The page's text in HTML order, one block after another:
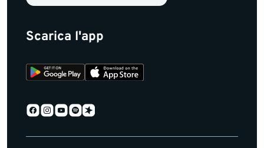
Scarica l'app